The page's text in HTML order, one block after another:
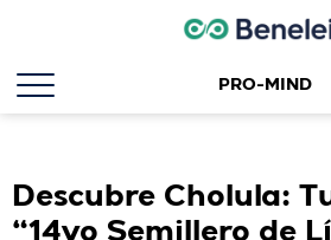
PRO-MIND
Descubre Cholula:
“14vo Semillero de